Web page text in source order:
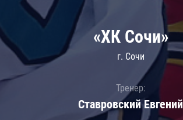
«ХК Сочи»
г. Сочи
Тренер:
Ставровский Евгений